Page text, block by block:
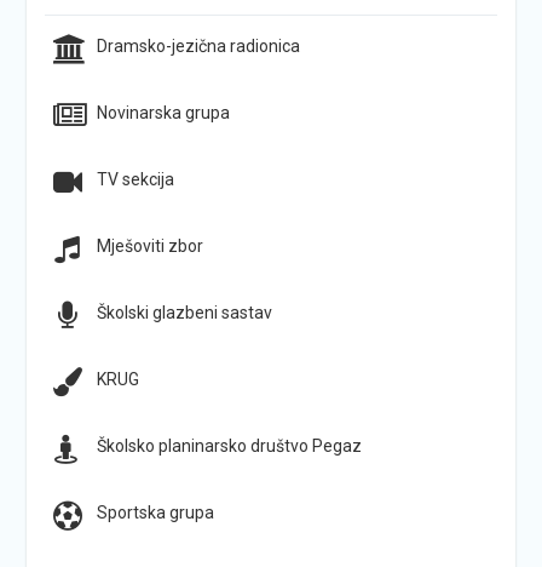
Dramsko-jezična radionica
Novinarska grupa
TV sekcija
Mješoviti zbor
Školski glazbeni sastav
KRUG
Školsko planinarsko društvo Pegaz
Sportska grupa